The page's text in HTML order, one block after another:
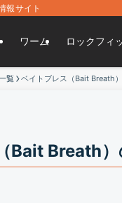
報サイト
ワーム ロックフィ
覧 ベイトブレス（Bait Breath
Bait Breath